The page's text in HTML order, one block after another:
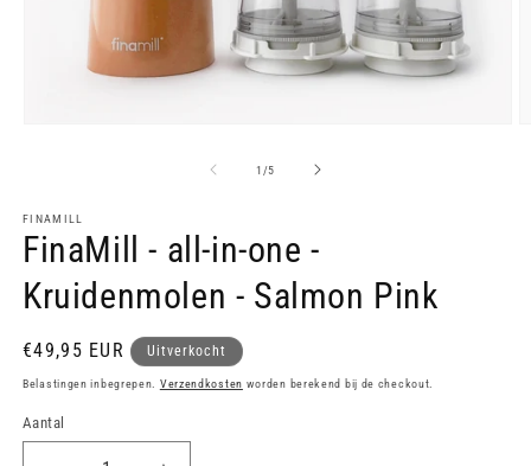
1 /van
5
FINAMILL
FinaMill - all-in-one -
Kruidenmolen - Salmon Pink
Normale
prijs
€49,95 EUR Uitverkocht
Belastingen inbegrepen. Verzendkosten worden berekend bij de checkout.
Aantal